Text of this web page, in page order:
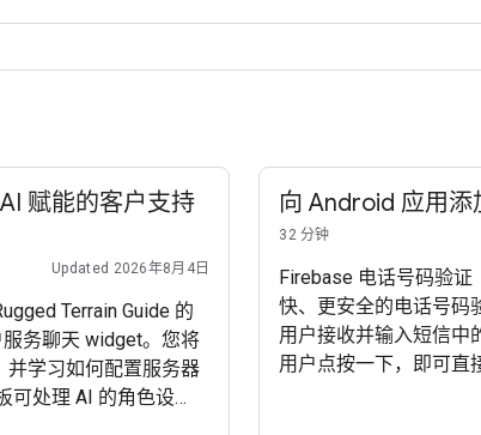
赋能的客户支持
Updated 2026年8月4日
Terrain Guide 的
务聊天 widget。您将
并学习如何配置服务器
可处理 AI 的角色设
向 Android 应用
32 分钟
Firebase 电话号码验证
快、更安全的电话号码
用户接收并输入短信中
用户点按一下，即可直